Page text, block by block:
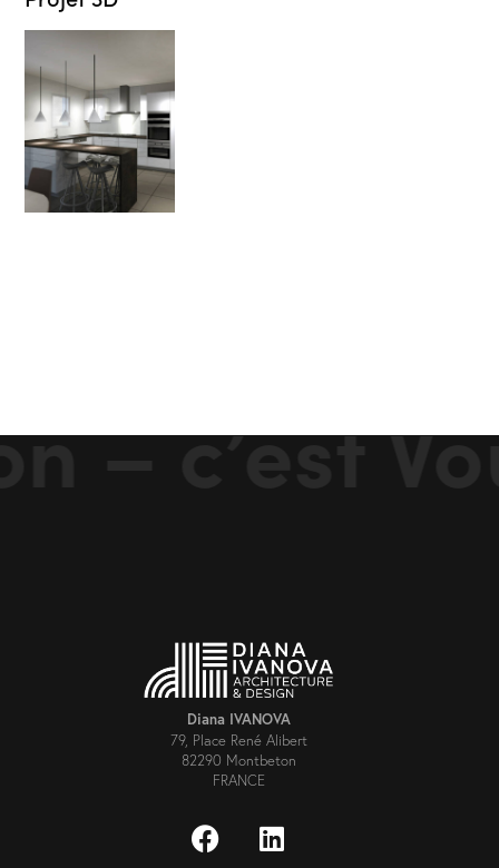
c’est
Diana IVANOVA
79, Place René Alibert
82290 Montbeton
FRANCE